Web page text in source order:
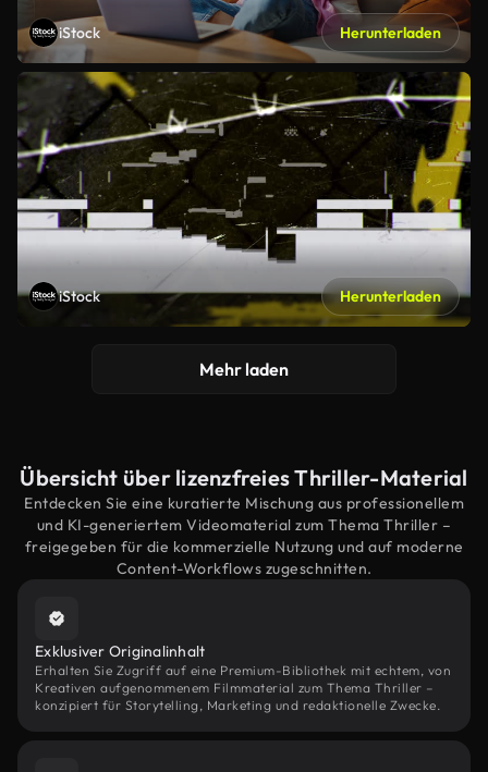
iStock Herunterladen
iStock Herunterladen
Mehr laden
Übersicht über lizenzfreies Thriller-Material
Entdecken Sie eine kuratierte Mischung aus professionellem
und KI-generiertem Videomaterial zum Thema Thriller –
freigegeben für die kommerzielle Nutzung und auf moderne
Content-Workflows zugeschnitten.
Exklusiver Originalinhalt
Erhalten Sie Zugriff auf eine Premium-Bibliothek mit echtem, von
Kreativen aufgenommenem Filmmaterial zum Thema Thriller –
konzipiert für Storytelling, Marketing und redaktionelle Zwecke.